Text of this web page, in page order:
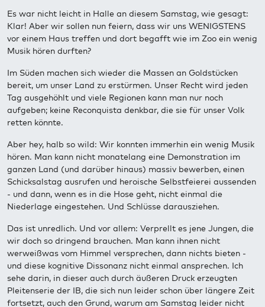
Es war nicht leicht in Halle an diesem Samstag, wie gesagt:
Klar! Aber wir sollen nun feiern, dass wir uns WENIGSTENS
vor einem Haus treffen und dort begafft wie im Zoo ein wenig
Musik hören durften?
Im Süden machen sich wieder die Massen an Goldstücken
bereit, um unser Land zu erstürmen. Unser Recht wird jeden
Tag ausgehöhlt und viele Regionen kann man nur noch
aufgeben; keine Reconquista denkbar, die sie für unser Volk
retten könnte.
Aber hey, halb so wild: Wir konnten immerhin ein wenig Musik
hören. Man kann nicht monatelang eine Demonstration im
ganzen Land (und darüber hinaus) massiv bewerben, einen
Schicksalstag ausrufen und heroische Selbstfeierei aussenden
- und dann, wenn es in die Hose geht, nicht einmal die
Niederlage eingestehen. Und Schlüsse darausziehen.
Das ist unredlich. Und vor allem: Verprellt es jene Jungen, die
wir doch so dringend brauchen. Man kann ihnen nicht
werweißwas vom Himmel versprechen, dann nichts bieten -
und diese kognitive Dissonanz nicht einmal ansprechen. Ich
sehe darin, in dieser auch durch äußeren Druck erzeugten
Pleitenserie der IB, die sich nun leider schon über längere Zeit
fortsetzt, auch den Grund, warum am Samstag leider nicht